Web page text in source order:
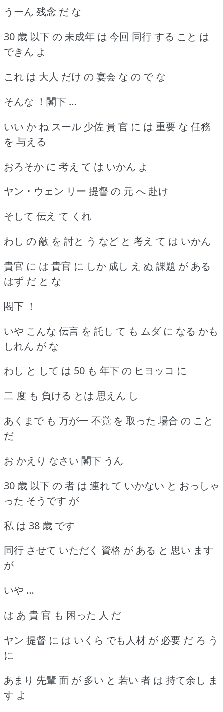
うーん 残念 だ な
30 歳 以下 の 未成年 は 今回 同行 する こと は
できん よ
これ は 大人 だけ の 宴会 な の で な
そんな ！閣下 …
いい か ね スール 少佐 貴 官 に は 重要 な 任務
を 与える
おろそか に 考え て は いかん よ
ヤン ･ ウェン リー 提督 の 元 へ 赴け
そして 伝え て くれ
わし の 敵 を 討と う など と 考え て は いかん
貴官 に は 貴官 に しか 成し え ぬ 課題 が ある
はず だ と な
閣下 ！
いや こんな 伝言 を 託し て も ムダ に なる かも
しれん が な
わし と して は 50 も 年下 の ヒヨッコ に
二 度 も 負ける とは 思えん し
あくまで も 万が一 不覚 を 取った 場合 の こと
だ
お かえり なさい 閣下 うん
30 歳 以下 の 者 は 連れ て いかない と おっしゃ
った そうです が
私 は 38 歳 です
同行 させて いただく 資格 が ある と 思い ます
が
いや …
は あ 貴 官 も 困った 人 だ
ヤン 提督 に は いくら でも人材 が 必要 だ ろ う
に
あまり 先輩 面 が 多い と 若い 者 は 持て余し ま
す よ